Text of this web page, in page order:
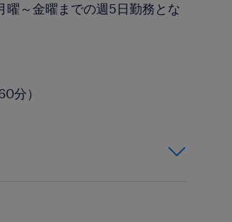
～金曜までの週5日勤務とな
分）
の入力ができる